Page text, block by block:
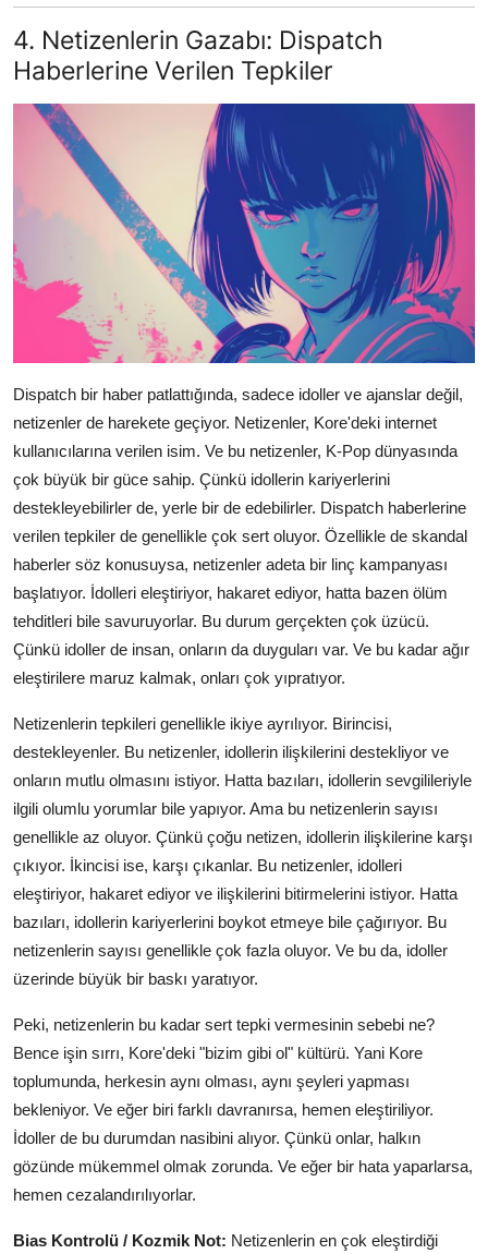
4. Netizenlerin Gazabı: Dispatch
Haberlerine Verilen Tepkiler
Dispatch bir haber patlattığında, sadece idoller ve ajanslar değil,
netizenler de harekete geçiyor. Netizenler, Kore'deki internet
kullanıcılarına verilen isim. Ve bu netizenler, K-Pop dünyasında
çok büyük bir güce sahip. Çünkü idollerin kariyerlerini
destekleyebilirler de, yerle bir de edebilirler. Dispatch haberlerine
verilen tepkiler de genellikle çok sert oluyor. Özellikle de skandal
haberler söz konusuysa, netizenler adeta bir linç kampanyası
başlatıyor. İdolleri eleştiriyor, hakaret ediyor, hatta bazen ölüm
tehditleri bile savuruyorlar. Bu durum gerçekten çok üzücü.
Çünkü idoller de insan, onların da duyguları var. Ve bu kadar ağır
eleştirilere maruz kalmak, onları çok yıpratıyor.
Netizenlerin tepkileri genellikle ikiye ayrılıyor. Birincisi,
destekleyenler. Bu netizenler, idollerin ilişkilerini destekliyor ve
onların mutlu olmasını istiyor. Hatta bazıları, idollerin sevgilileriyle
ilgili olumlu yorumlar bile yapıyor. Ama bu netizenlerin sayısı
genellikle az oluyor. Çünkü çoğu netizen, idollerin ilişkilerine karşı
çıkıyor. İkincisi ise, karşı çıkanlar. Bu netizenler, idolleri
eleştiriyor, hakaret ediyor ve ilişkilerini bitirmelerini istiyor. Hatta
bazıları, idollerin kariyerlerini boykot etmeye bile çağırıyor. Bu
netizenlerin sayısı genellikle çok fazla oluyor. Ve bu da, idoller
üzerinde büyük bir baskı yaratıyor.
Peki, netizenlerin bu kadar sert tepki vermesinin sebebi ne?
Bence işin sırrı, Kore'deki "bizim gibi ol" kültürü. Yani Kore
toplumunda, herkesin aynı olması, aynı şeyleri yapması
bekleniyor. Ve eğer biri farklı davranırsa, hemen eleştiriliyor.
İdoller de bu durumdan nasibini alıyor. Çünkü onlar, halkın
gözünde mükemmel olmak zorunda. Ve eğer bir hata yaparlarsa,
hemen cezalandırılıyorlar.
Bias Kontrolü / Kozmik Not: Netizenlerin en çok eleştirdiği